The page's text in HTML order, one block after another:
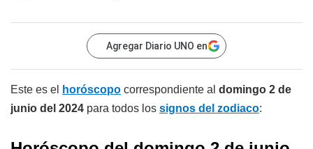
Agregar Diario UNO en
Este es el horóscopo correspondiente al domingo 2 de
junio del 2024 para todos los signos del zodiaco: